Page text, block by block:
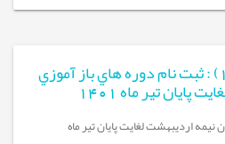
اطلاعيه شماره (1-1401) : ثبت نام دوره هاي باز آموزي
تير ماه 1401
نيمه ارديبهشت لغايت پايان تير ماه